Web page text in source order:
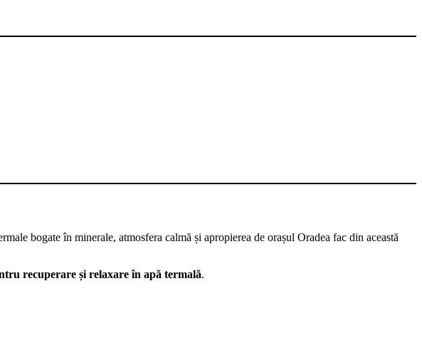
bogate în minerale, atmosfera calmă și apropierea de orașul Oradea fac din această
recuperare și relaxare în apă termală.